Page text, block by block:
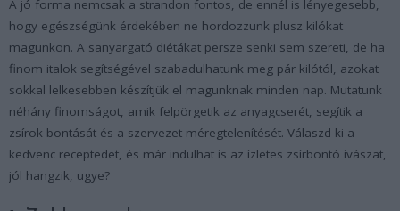
A jó forma nemcsak a strandon fontos, de ennél is lényegesebb,
hogy egészségünk érdekében ne hordozzunk plusz kilókat
magunkon. A sanyargató diétákat persze senki sem szereti, de ha
finom italok segítségével szabadulhatunk meg pár kilótól, azokat
sokkal lelkesebben készítjük el magunknak minden nap. Mutatunk
néhány finomságot, amik felpörgetik az anyagcserét, segítik a
zsírok bontását és a szervezet méregtelenítését. Válaszd ki a
kedvenc receptedet, és már indulhat is az ízletes zsírbontó ivászat,
jól hangzik, ugye?